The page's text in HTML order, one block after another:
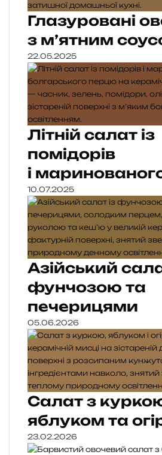
Глазуровані
з м’ятним
22.05.2025
Літній салат із
помідорів
і
10.07.2025
Азійський
фунчозою та
печерицями
05.06.2026
Салат з
яблуком та
23.02.2026